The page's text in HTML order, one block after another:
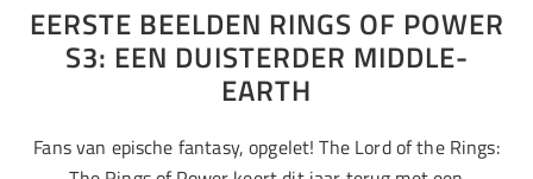
EERSTE BEELDEN RINGS OF POWER
S3: EEN DUISTERDER MIDDLE-
EARTH
Fans van epische fantasy, opgelet! The Lord of the Rings: